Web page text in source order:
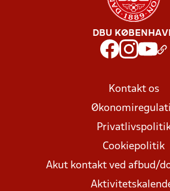
DBU
Kontakt os
Cookiepolitik
Akut kontakt ved afbud/